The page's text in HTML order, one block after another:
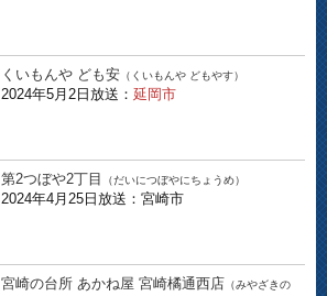
くいもんや ども安 （くいもんや どもやす）
2024年5月2日放送： 延岡市
第2つぼや2丁目 （だいにつぼやにちょうめ）
2024年4月25日放送：宮崎市
宮崎の台所 あかね屋 宮崎橘通西店 （みやざきの